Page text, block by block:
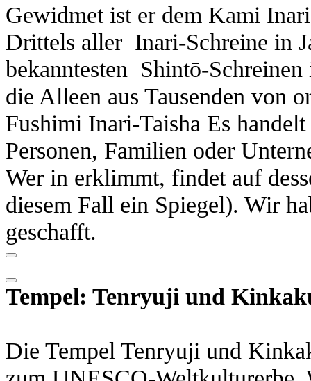
Gewidmet ist er dem Kami
Drittels aller Inari-Schreine in
bekanntesten Shintō-
die Alleen aus Tausenden von
Fushimi Inari-Taisha Es
Personen, Familien oder
Wer in erklimmt, findet auf
diesem Fall ein Spiegel). Wir
geschafft.
Tempel: Tenryuji und
Die Tempel Tenryuji und